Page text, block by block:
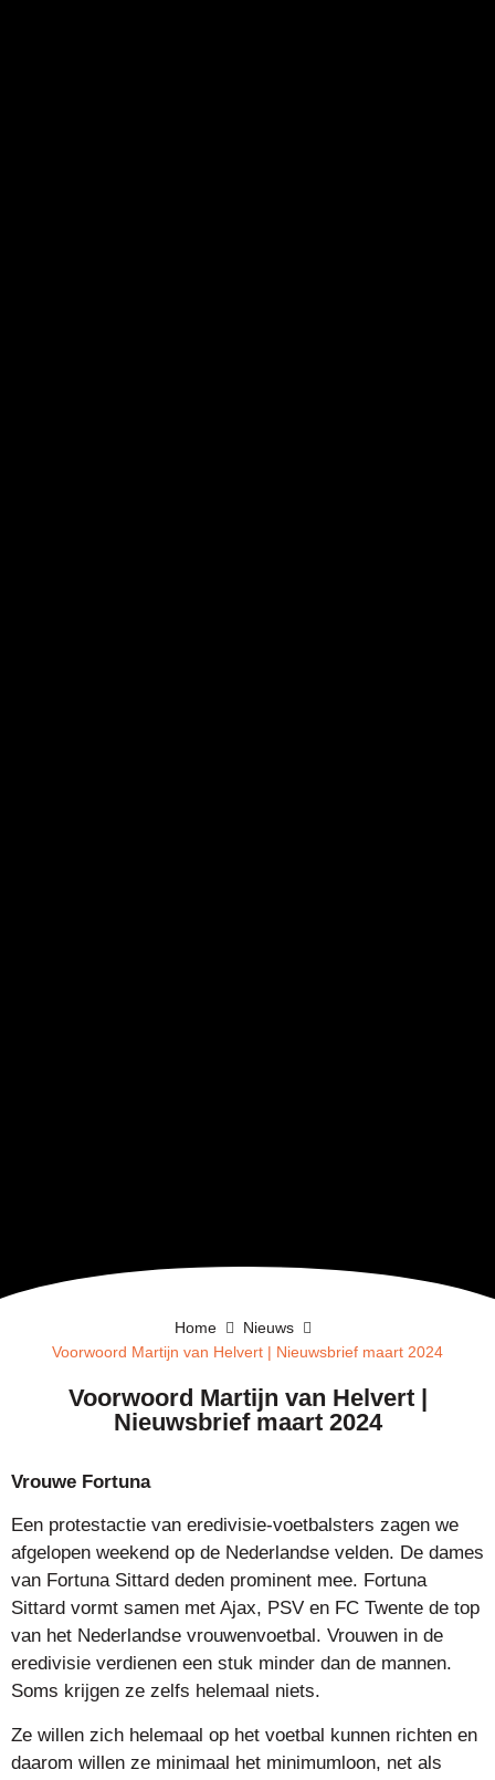
Home
Nieuws
Voorwoord Martijn van Helvert | Nieuwsbrief maart 2024
Voorwoord Martijn van Helvert |
Nieuwsbrief maart 2024
Vrouwe Fortuna
Een protestactie van eredivisie-voetbalsters zagen we
afgelopen weekend op de Nederlandse velden. De dames
van Fortuna Sittard deden prominent mee. Fortuna
Sittard vormt samen met Ajax, PSV en FC Twente de top
van het Nederlandse vrouwenvoetbal. Vrouwen in de
eredivisie verdienen een stuk minder dan de mannen.
Soms krijgen ze zelfs helemaal niets.
Ze willen zich helemaal op het voetbal kunnen richten en
daarom willen ze minimaal het minimumloon, net als